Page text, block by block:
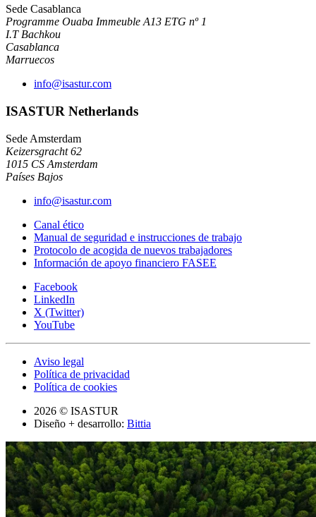
Sede Casablanca
Programme Ouaba Immeuble A13 ETG nº 1
I.T Bachkou
Casablanca
Marruecos
info@isastur.com
ISASTUR Netherlands
Sede Amsterdam
Keizersgracht 62
1015 CS Amsterdam
Países Bajos
info@isastur.com
Canal ético
Manual de seguridad e instrucciones de trabajo
Protocolo de acogida de nuevos trabajadores
Información de apoyo financiero FASEE
Facebook
LinkedIn
X (Twitter)
YouTube
Aviso legal
Política de privacidad
Política de cookies
2026 © ISASTUR
Diseño + desarrollo: Bittia